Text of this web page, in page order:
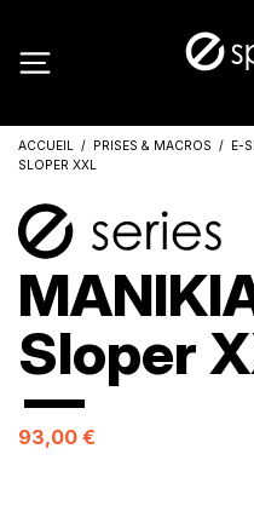
ACCUEIL PRISES & MACROS E-
SLOPER XXL
Sloper
93,00 €